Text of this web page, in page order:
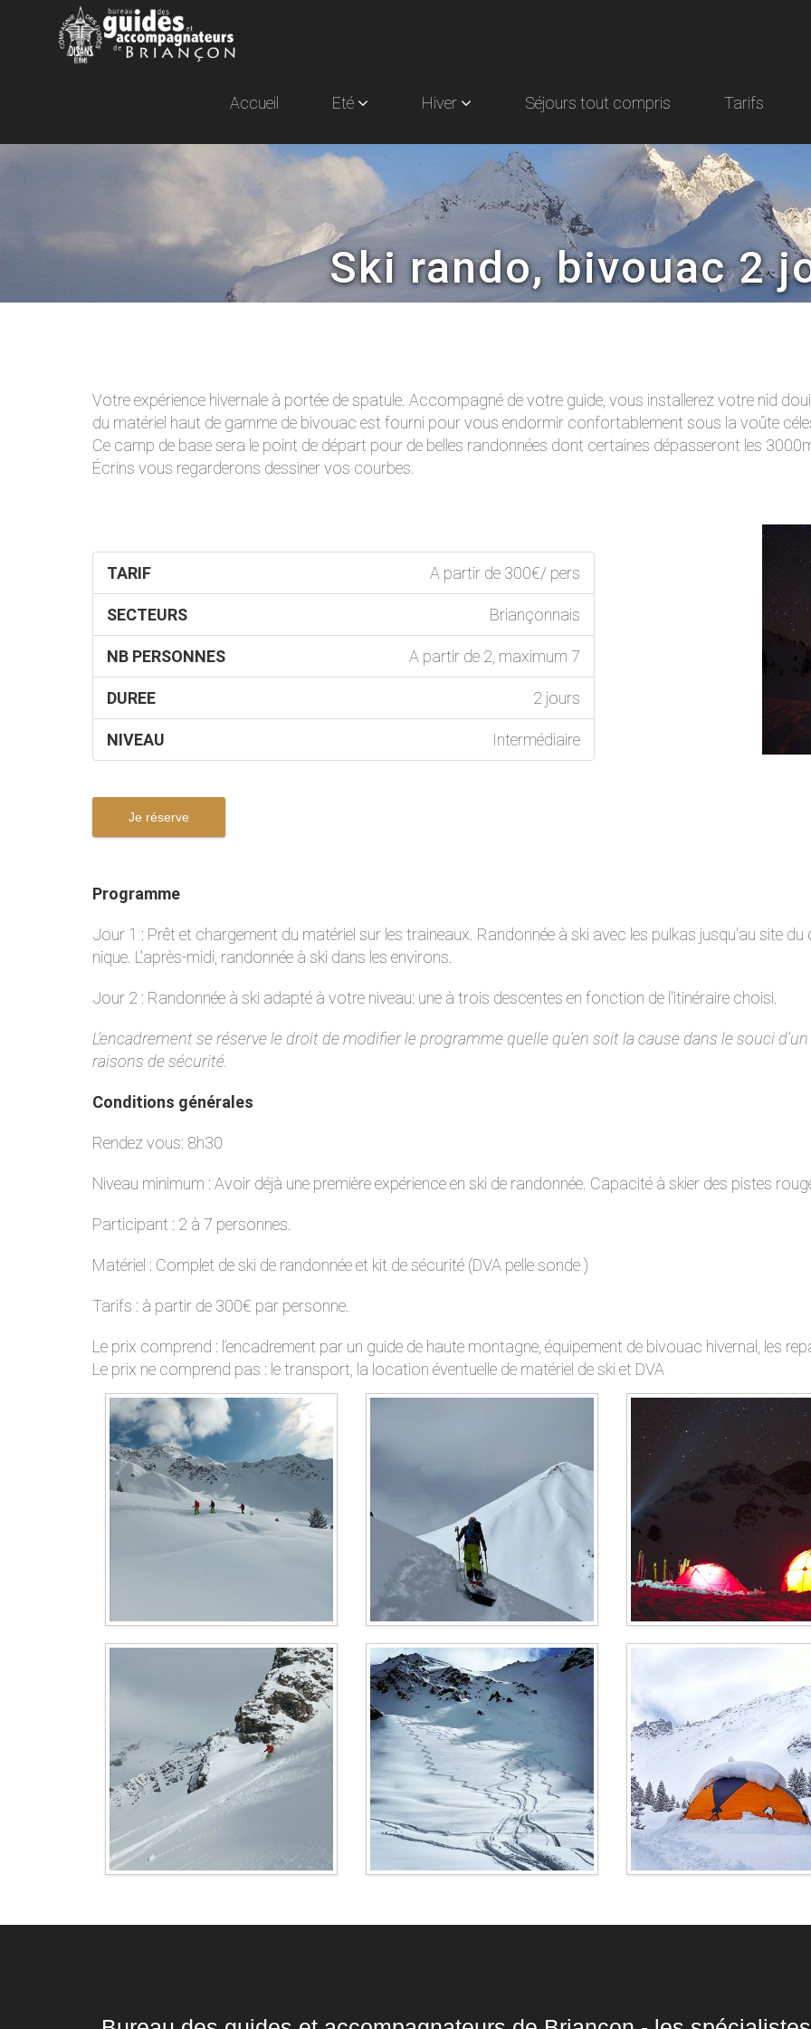
Accueil Eté Hiver Séjours tout compris Tarifs
Ski rando, bivouac 2
Votre expérience hivernale à portée de spatule. Accompagné de votre guide, vous installerez votre nid
du matériel haut de gamme de bivouac est fourni pour vous endormir confortablement sous la voûte
Ce camp de base sera le point de départ pour de belles randonnées dont certaines dépasseront les
Écrins vous regarderons dessiner vos courbes.
TARIF A partir de 300€/ pers
SECTEURS Briançonnais
NB PERSONNES A partir de 2, maximum 7
DUREE 2 jours
NIVEAU Intermédiaire
Je réserve
Programme
Jour 1 : Prêt et chargement du matériel sur les traineaux. Randonnée à ski avec les pulkas jusqu'au site
nique. L'après-midi, randonnée à ski dans les environs.
Jour 2 : Randonnée à ski adapté à votre niveau: une à trois descentes en fonction de l'itinéraire choisi.
L’encadrement se réserve le droit de modifier le programme quelle qu’en soit la cause dans le souci
raisons de sécurité.
Conditions générales
Rendez vous: 8h30
Niveau minimum : Avoir déjà une première expérience en ski de randonnée. Capacité à skier des pistes
Participant : 2 à 7 personnes.
Matériel : Complet de ski de randonnée et kit de sécurité (DVA pelle sonde )
Tarifs : à partir de 300€ par personne.
Le prix comprend : l’encadrement par un guide de haute montagne, équipement de bivouac hivernal, les
Le prix ne comprend pas : le transport, la location éventuelle de matériel de ski et DVA